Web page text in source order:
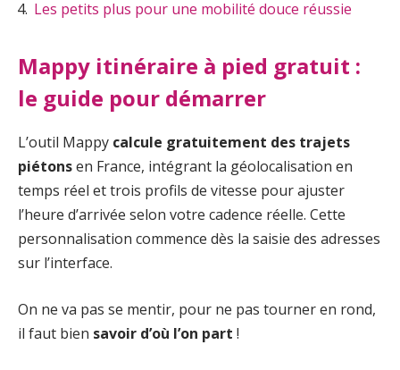
Les petits plus pour une mobilité douce réussie
Mappy itinéraire à pied gratuit :
le guide pour démarrer
L’outil Mappy calcule gratuitement des trajets
piétonsen France, intégrant la géolocalisation en
temps réel et trois profils de vitesse pour ajuster
l’heure d’arrivée selon votre cadence réelle. Cette
personnalisation commence dès la saisie des adresses
sur l’interface.
On ne va pas se mentir, pour ne pas tourner en rond,
il faut bien savoir d’où l’on part !